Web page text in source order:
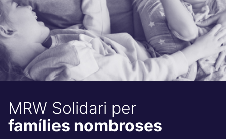
MRW Solidari per
famílies nombroses